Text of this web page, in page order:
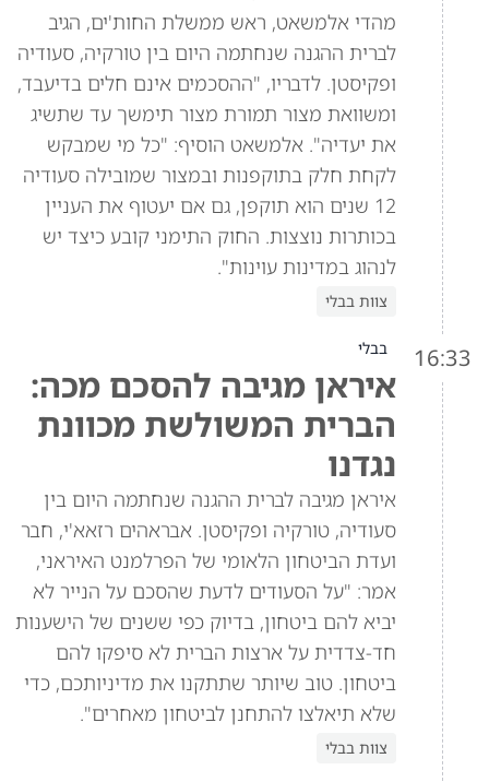
מהדי אלמשאט, ראש ממשלת החות'ים, הגיב
לברית ההגנה שנחתמה היום בין טורקיה, סעודיה
ופקיסטן. לדבריו, "ההסכמים אינם חלים בדיעבד,
ומשוואת מצור תמורת מצור תימשך עד שתשיג
את יעדיה". אלמשאט הוסיף: "כל מי שמבקש
לקחת חלק בתוקפנות ובמצור שמובילה סעודיה
12 שנים הוא תוקפן, גם אם יעטוף את העניין
בכותרות נוצצות. החוק התימני קובע כיצד יש
לנהוג במדינות עוינות".
צוות בבלי
16:33 בבלי
איראן מגיבה להסכם מכה:
הברית המשולשת מכוונת
נגדנו
איראן מגיבה לברית ההגנה שנחתמה היום בין
סעודיה, טורקיה ופקיסטן. אבראהים רזאא'י, חבר
ועדת הביטחון הלאומי של הפרלמנט האיראני,
אמר: "על הסעודים לדעת שהסכם על הנייר לא
יביא להם ביטחון, בדיוק כפי ששנים של הישענות
חד-צדדית על ארצות הברית לא סיפקו להם
ביטחון. טוב שיותר שתתקנו את מדיניותכם, כדי
שלא תיאלצו להתחנן לביטחון מאחרים".
צוות בבלי